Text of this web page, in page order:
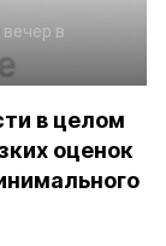
в
в целом
оценок